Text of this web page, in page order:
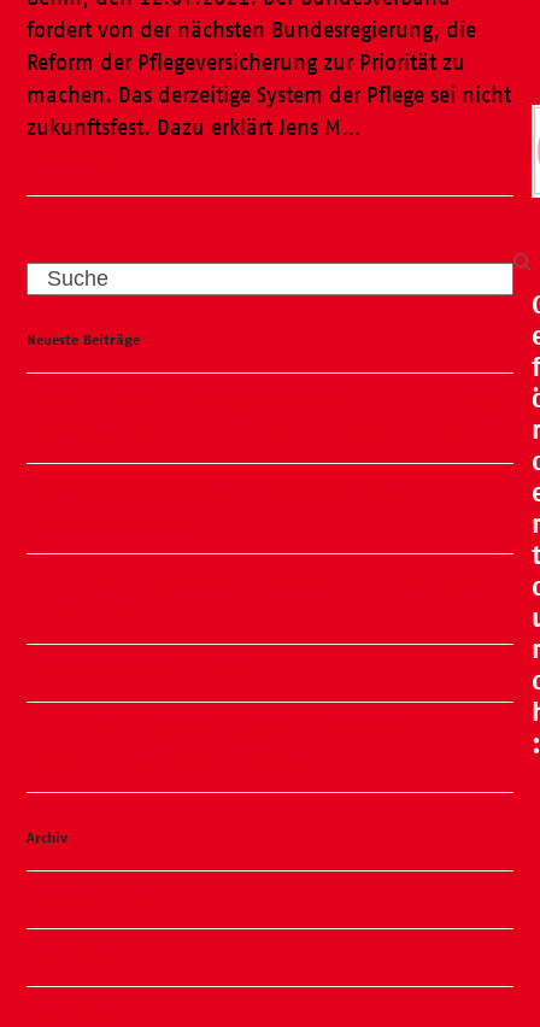
fordert von der nächsten Bundesregierung, die
Reform der Pflegeversicherung zur Priorität zu
machen. Das derzeitige System der Pflege sei nicht
zukunftsfest. Dazu erklärt Jens M…
Search
Neueste Beiträge
Archiv
f
r
r
t
r
: